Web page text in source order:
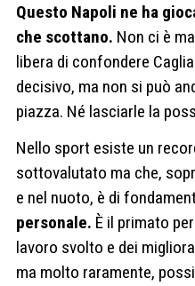
Questo Napoli ne ha
che scottano. Non ci è
libera di confondere
decisivo, ma non si può
piazza. Né lasciarle la
Nello sport esiste un
sottovalutato ma che,
e nel nuoto, è di
personale. È il primato
lavoro svolto e dei
ma molto raramente,